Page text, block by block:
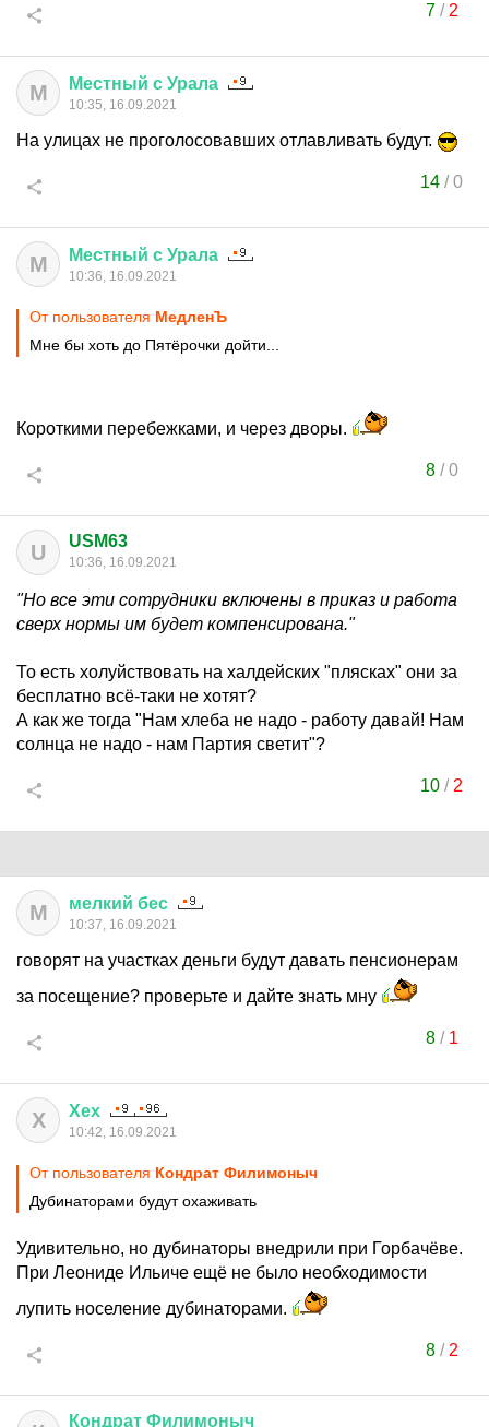
7/ 2
М Местный с Урала
10:35, 16.09.2021
На улицах не проголосовавших отлавливать будут.
14 /0
М Местный с Урала
10:36, 16.09.2021
От пользователя МедленЪ
Мне бы хоть до Пятёрочки дойти...
Короткими перебежками, и через дворы.
8/0
U USM63
10:36, 16.09.2021
"Но все эти сотрудники включены в приказ и работа
сверх нормы им будет компенсирована."
То есть холуйствовать на халдейских "плясках" они за
бесплатно всё-таки не хотят?
А как же тогда "Нам хлеба не надо - работу давай! Нам
солнца не надо - нам Партия светит"?
10 / 2
М мелкий бес
10:37, 16.09.2021
говорят на участках деньги будут давать пенсионерам
за посещение? проверьте и дайте знать мну
8/ 1
Х Хех
10:42, 16.09.2021
От пользователя Кондрат Филимоныч
Дубинаторами будут охаживать
Удивительно, но дубинаторы внедрили при Горбачёве.
При Леониде Ильиче ещё не было необходимости
лупить носеление дубинаторами.
8/ 2
Кондрат Филимоныч